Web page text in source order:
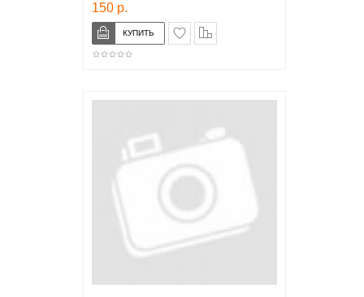
150 р.
в закладки